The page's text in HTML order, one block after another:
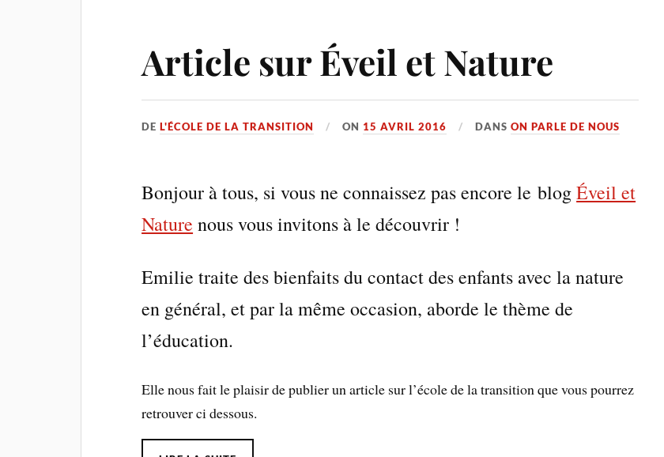
Article sur Éveil et Nature
DEL'ÉCOLE DE LA TRANSITION ON 15 AVRIL 2016 DANSON PARLE DE NOUS
Bonjour à tous, si vous ne connaissez pas encore le blogÉveil et
Nature nous vous invitons à le découvrir !
Emilie traite des bienfaits du contact des enfants avec la nature
en général, et par la même occasion, aborde le thème de
l’éducation.
Elle nous fait le plaisir de publier un article sur l’école de la transition que vous pourrez
retrouver ci dessous.